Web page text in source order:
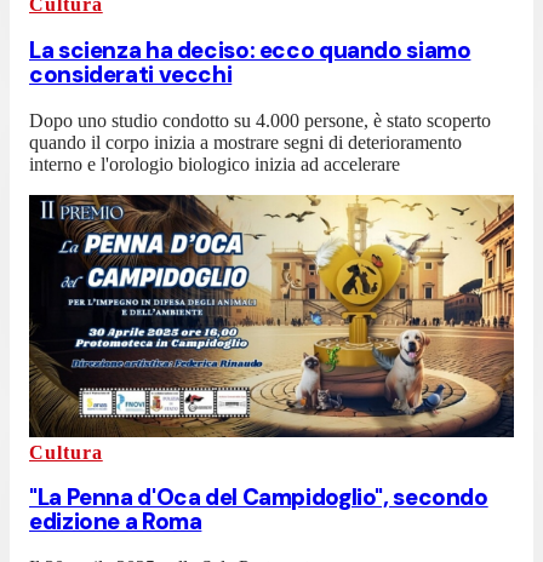
Cultura
La scienza ha deciso: ecco quando siamo
considerati vecchi
Dopo uno studio condotto su 4.000 persone, è stato scoperto
quando il corpo inizia a mostrare segni di deterioramento
interno e l'orologio biologico inizia ad accelerare
Cultura
"La Penna d'Oca del Campidoglio", secondo
edizione a Roma